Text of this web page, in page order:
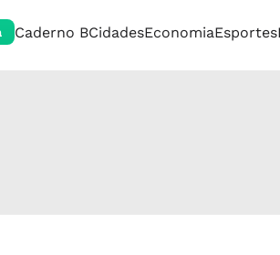
Caderno BCidadesEconomiaEsportes